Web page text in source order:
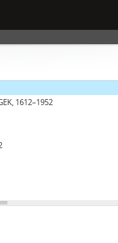
1612–1952
SZERVEI, 1919